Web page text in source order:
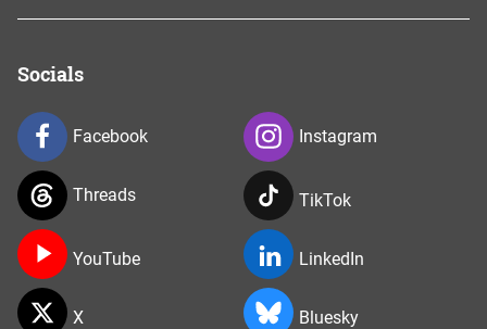
Socials
Facebook Instagram
Threads TikTok
YouTube LinkedIn
X Bluesky